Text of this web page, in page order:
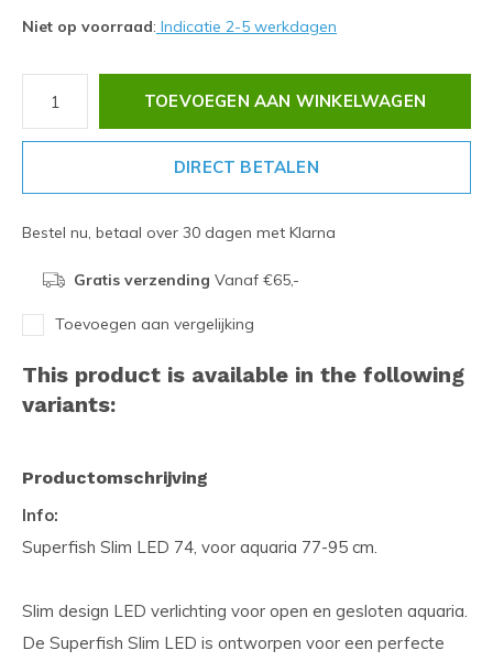
Niet op voorraad: Indicatie 2-5 werkdagen
TOEVOEGEN AAN WINKELWAGEN
DIRECT BETALEN
Bestel nu, betaal over 30 dagen met Klarna
Gratis verzending Vanaf €65,-
Toevoegen aan vergelijking
This product is available in the following
variants:
Productomschrijving
Info:
Superfish Slim LED 74, voor aquaria 77-95 cm.
Slim design LED verlichting voor open en gesloten aquaria.
De Superfish Slim LED is ontworpen voor een perfecte